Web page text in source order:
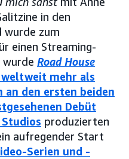
in den
wurde zum
einen Streaming-
wurde Road House
mehr als
an den ersten beiden
Debüt
Studios produzierten
aufregender Start
Serien und -